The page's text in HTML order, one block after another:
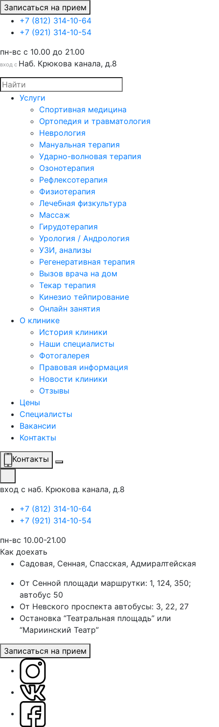
Записаться на прием
+7 (812) 314-10-64
+7 (921) 314-10-54
пн-вс c 10.00 до 21.00
вход с Наб. Крюкова канала, д.8
Услуги
Спортивная медицина
Ортопедия и травматология
Неврология
Мануальная терапия
Ударно-волновая терапия
Озонотерапия
Рефлексотерапия
Физиотерапия
Лечебная физкультура
Массаж
Гирудотерапия
Урология / Андрология
УЗИ, анализы
Регенеративная терапия
Вызов врача на дом
Текар терапия
Кинезио тейпирование
Онлайн занятия
О клинике
История клиники
Наши специалисты
Фотогалерея
Правовая информация
Новости клиники
Отзывы
Цены
Специалисты
Вакансии
Контакты
Контакты
вход с наб. Крюкова канала, д.8
+7 (812) 314-10-64
+7 (921) 314-10-54
пн-вс 10.00-21.00
Как доехать
Садовая, Сенная, Спасская, Адмиралтейская
От Сенной площади маршрутки: 1, 124, 350;
автобус 50
От Невского проспекта автобусы: 3, 22, 27
Остановка “Театральная площадь” или
“Мариинский Театр”
Записаться на прием